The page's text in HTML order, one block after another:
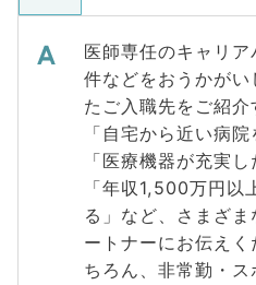
医師専任のキャリ
件などをおうかが
たご入職先をご紹介
「自宅から近い病
「医療機器が充実
「年収1,500万円以
る」など、さまざ
ートナーにお伝え
ちろん、非常勤・